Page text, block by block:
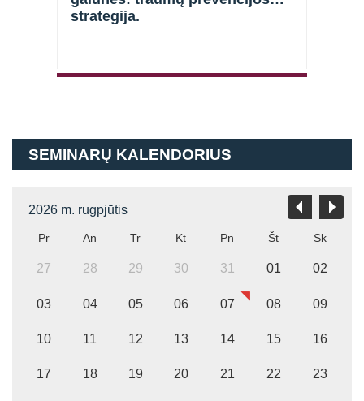
strategija.
SEMINARŲ KALENDORIUS
2026 m. rugpjūtis
Pr An Tr Kt Pn Št Sk
27 28 29 30 31 01 02
03 04 05 06 07 08 09
10 11 12 13 14 15 16
17 18 19 20 21 22 23
Atsiminti mane